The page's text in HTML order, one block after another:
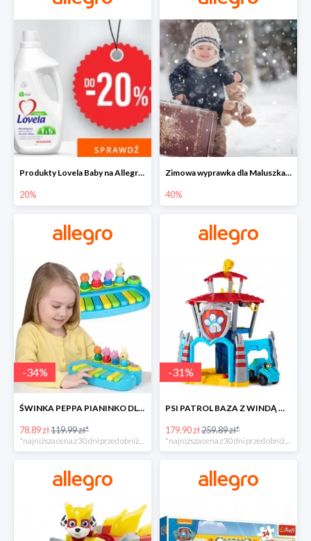
Produkty Lovela Baby na Allegro do -20%
20%
Zimowa wyprawka dla Maluszka na Allegro do -40%
40%
-34%
ŚWINKA PEPPA PIANINKO DLA DZIECI -34%
78.89 zł119.99 zł*
-31%
PSI PATROL BAZA Z WINDĄ WIEŻA + POJAZD AUTO REX -30%
179.90 zł259.89 zł*